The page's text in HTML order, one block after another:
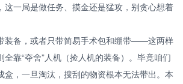
这一局是做任务、摸金还是猛攻，别贪心想着
装备，或者只带简易手术包和绷带——这两样
靠“夺舍”人机（捡人机的装备）。毕竟咱们
盒，一旦淘汰，搜刮的物资根本无法带出。本